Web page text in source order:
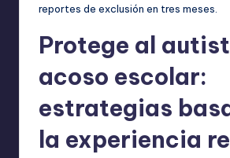
reportes de exclusión en tres meses.
Protege al
acoso escolar:
estrategias
la experiencia